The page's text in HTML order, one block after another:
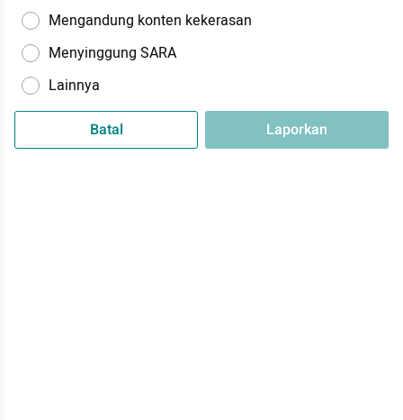
Mengandung konten kekerasan
Menyinggung SARA
Lainnya
Batal Laporkan